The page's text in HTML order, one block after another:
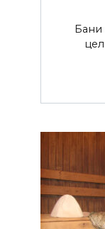
Бани